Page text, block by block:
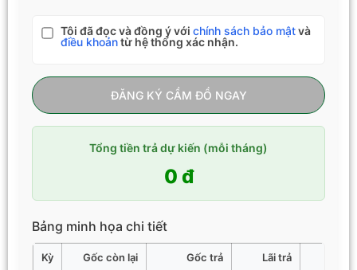
Tôi đã đọc và đồng ý với chính sách bảo mậtvà
điều khoảntừ hệ thống xác nhận.
ĐĂNG KÝ CẦM ĐỒ NGAY
Tổng tiền trả dự kiến (mỗi tháng)
0 đ
Bảng minh họa chi tiết
Kỳ Gốc còn lại Gốc trả Lãi trả